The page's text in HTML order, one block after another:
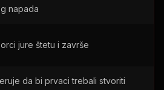
napada
jure štetu i završe
da bi prvaci trebali stvoriti